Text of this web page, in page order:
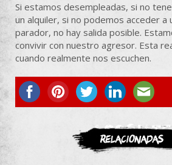
Si estamos desempleadas, si no
un alquiler, si no podemos acceder a
parador, no hay salida posible.
convivir con nuestro agresor. Esta
cuando realmente nos escuchen.
ASOCIATE
Relacionadas